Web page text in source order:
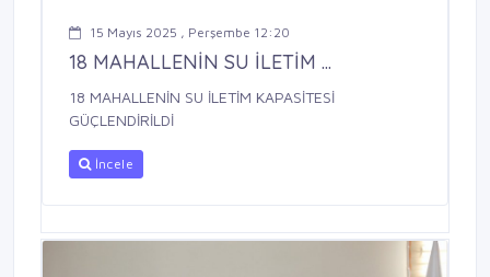
15 Mayıs 2025 , Perşembe 12:20
18 MAHALLENİN SU İLETİM ...
18 MAHALLENİN SU İLETİM KAPASİTESİ
GÜÇLENDİRİLDİ
İncele